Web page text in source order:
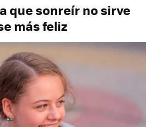
que sonreír no sirve
más feliz